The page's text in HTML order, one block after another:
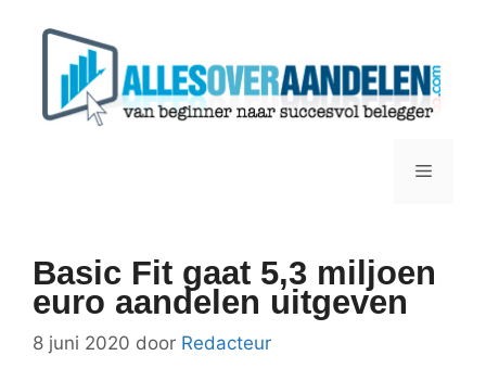
Menu
Basic Fit gaat 5,3 miljoen
euro aandelen uitgeven
8 juni 2020 door Redacteur